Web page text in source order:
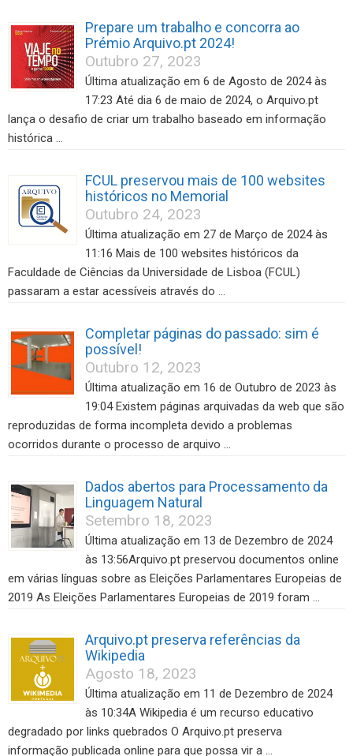
Prepare um trabalho e concorra ao
Prémio Arquivo.pt 2024!
Outubro 27, 2023
Última atualização em 6 de Agosto de 2024 às
17:23 Até dia 6 de maio de 2024, o Arquivo.pt
lança o desafio de criar um trabalho baseado em informação
histórica …
FCUL preservou mais de 100 websites
históricos no Memorial
Outubro 24, 2023
Última atualização em 27 de Março de 2024 às
11:16 Mais de 100 websites históricos da
Faculdade de Ciências da Universidade de Lisboa (FCUL)
passaram a estar acessíveis através do …
Completar páginas do passado: sim é
possível!
Outubro 12, 2023
Última atualização em 16 de Outubro de 2023 às
19:04 Existem páginas arquivadas da web que são
reproduzidas de forma incompleta devido a problemas
ocorridos durante o processo de arquivo …
Dados abertos para Processamento da
Linguagem Natural
Setembro 18, 2023
Última atualização em 13 de Dezembro de 2024
às 13:56Arquivo.pt preservou documentos online
em várias línguas sobre as Eleições Parlamentares Europeias de
2019 As Eleições Parlamentares Europeias de 2019 foram …
Arquivo.pt preserva referências da
Wikipedia
Agosto 18, 2023
Última atualização em 11 de Dezembro de 2024
às 10:34A Wikipedia é um recurso educativo
degradado por links quebrados O Arquivo.pt preserva
informação publicada online para que possa vir a …